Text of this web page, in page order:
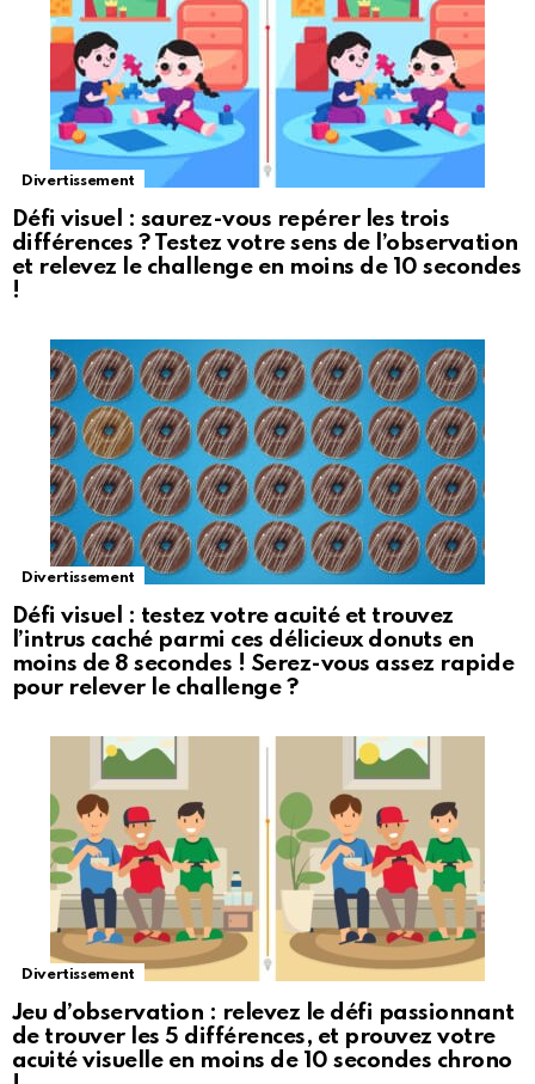
Divertissement
Défi visuel : saurez-vous repérer les trois
différences ? Testez votre sens de l’observation
et relevez le challenge en moins de 10 secondes
!
Divertissement
Défi visuel : testez votre acuité et trouvez
l’intrus caché parmi ces délicieux donuts en
moins de 8 secondes ! Serez-vous assez rapide
pour relever le challenge ?
Divertissement
Jeu d’observation : relevez le défi passionnant
de trouver les 5 différences, et prouvez votre
acuité visuelle en moins de 10 secondes chrono